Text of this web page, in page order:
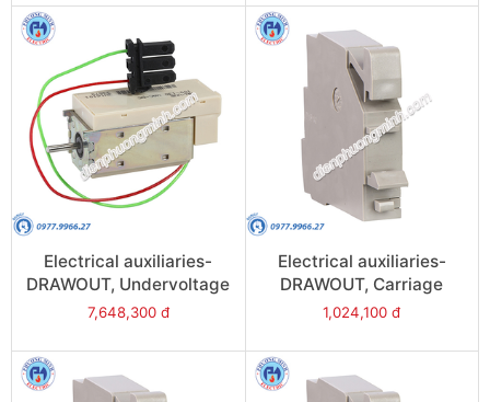
Electrical auxiliaries-
DRAWOUT, Undervoltage
Trip (MN), time delay
33682
7,648,300 đ
Electrical auxiliaries-
DRAWOUT, Carriage
switches, 1 disconnect
Model 33753
1,024,100 đ